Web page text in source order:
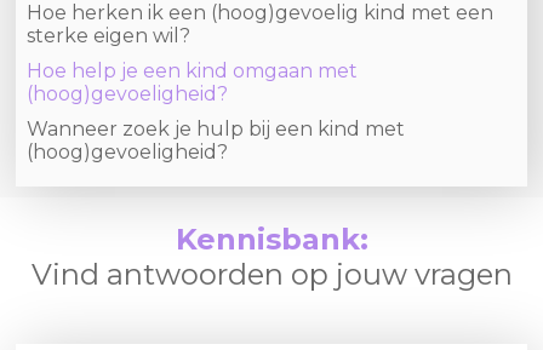
Hoe herken ik een (hoog)gevoelig kind met een
sterke eigen wil?
Hoe help je een kind omgaan met
(hoog)gevoeligheid?
Wanneer zoek je hulp bij een kind met
(hoog)gevoeligheid?
Kennisbank:
Vind antwoorden op jouw vragen